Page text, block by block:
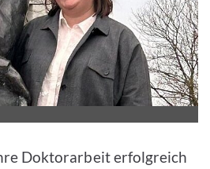
Doktorarbeit erfolgreich